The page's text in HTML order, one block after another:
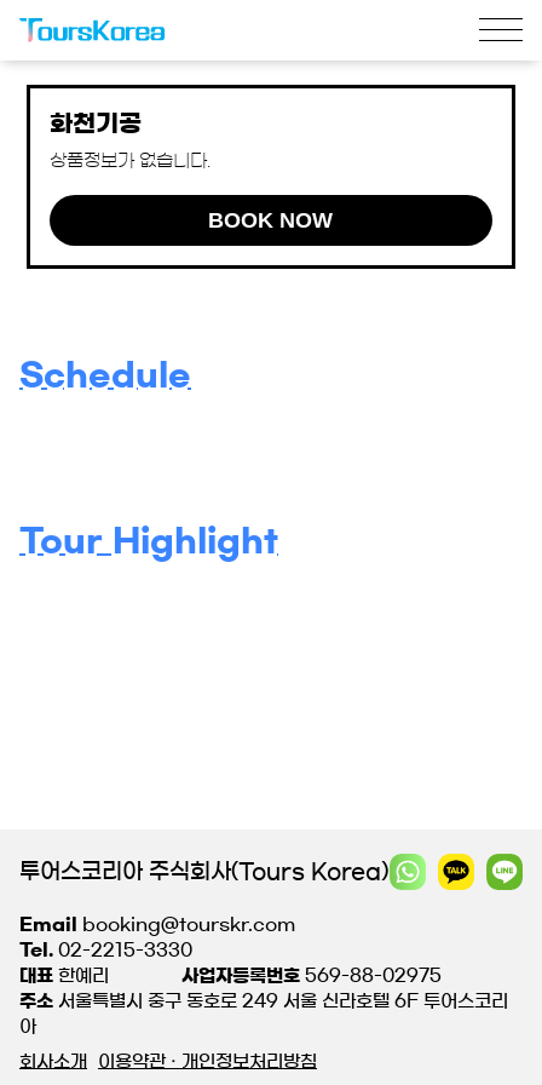
화천기공
상품정보가 없습니다.
BOOK NOW
Schedule
Tour Highlight
투어스코리아 주식회사(Tours Korea)
Email
booking@tourskr.com
Tel. 02-2215-3330
대표 한예리 사업자등록번호 569-88-02975
주소 서울특별시 중구 동호로 249 서울 신라호텔 6F 투어스코리
아
회사소개
이용약관 · 개인정보처리방침